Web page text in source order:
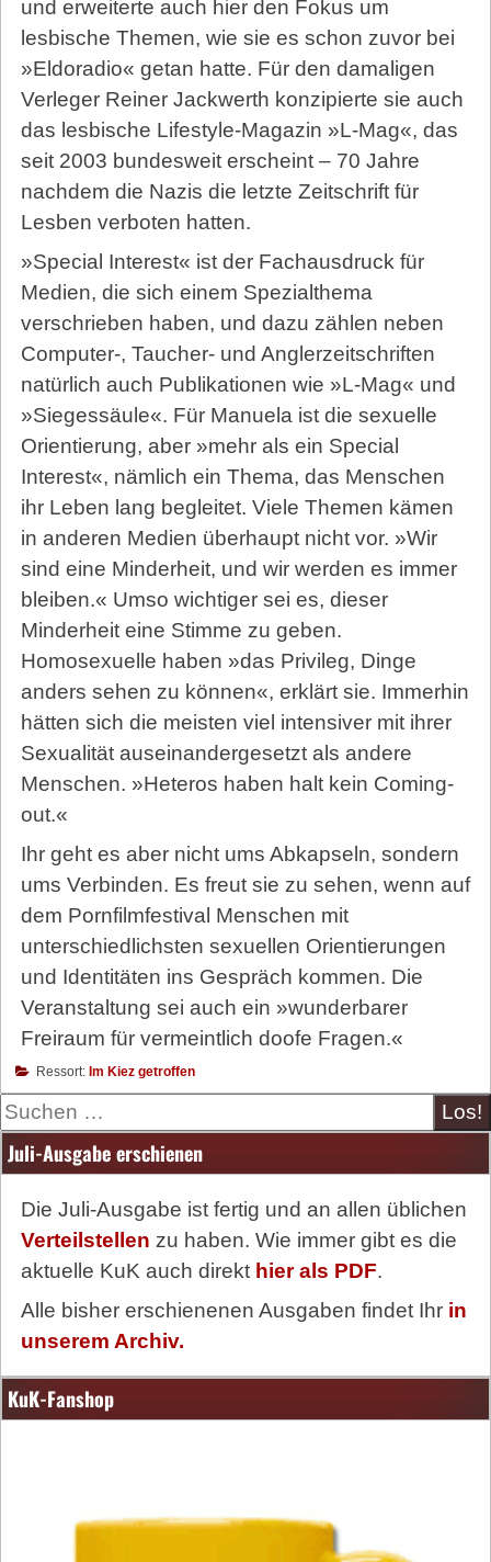
und erweiterte auch hier den Fokus um
lesbische Themen, wie sie es schon zuvor bei
»Eldoradio« getan hatte. Für den damaligen
Verleger Reiner Jackwerth konzipierte sie auch
das lesbische Lifestyle-Magazin »L-Mag«, das
seit 2003 bundesweit erscheint – 70 Jahre
nachdem die Nazis die letzte Zeitschrift für
Lesben verboten hatten.
»Special Interest« ist der Fachausdruck für
Medien, die sich einem Spezialthema
verschrieben haben, und dazu zählen neben
Computer-, Taucher- und Anglerzeitschriften
natürlich auch Publikationen wie »L-Mag« und
»Siegessäule«. Für Manuela ist die sexuelle
Orientierung, aber »mehr als ein Special
Interest«, nämlich ein Thema, das Menschen
ihr Leben lang begleitet. Viele Themen kämen
in anderen Medien überhaupt nicht vor. »Wir
sind eine Minderheit, und wir werden es immer
bleiben.« Umso wichtiger sei es, dieser
Minderheit eine Stimme zu geben.
Homosexuelle haben »das Privileg, Dinge
anders sehen zu können«, erklärt sie. Immerhin
hätten sich die meisten viel intensiver mit ihrer
Sexualität auseinandergesetzt als andere
Menschen. »Heteros haben halt kein Coming-
out.«
Ihr geht es aber nicht ums Abkapseln, sondern
ums Verbinden. Es freut sie zu sehen, wenn auf
dem Pornfilmfestival Menschen mit
unterschiedlichsten sexuellen Orientierungen
und Identitäten ins Gespräch kommen. Die
Veranstaltung sei auch ein »wunderbarer
Freiraum für vermeintlich doofe Fragen.«
Ressort: Im Kiez getroffen
Suche
Juli-Ausgabe erschienen
Die Juli-Ausgabe ist fertig und an allen üblichen
Verteilstellen zu haben. Wie immer gibt es die
aktuelle KuK auch direkt hier als PDF.
Alle bisher erschienenen Ausgaben findet Ihr in
unserem Archiv.
KuK-Fanshop